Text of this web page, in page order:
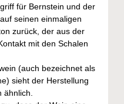
für Bernstein und der
seinen einmaligen
zurück, der aus der
mit den Schalen
(auch bezeichnet als
sieht der Herstellung